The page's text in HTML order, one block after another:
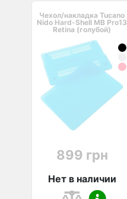
Чехол/накладка Tucano
Nido Hard-Shell MB Pro13
Retina (голубой)
899 грн
Нет в наличии